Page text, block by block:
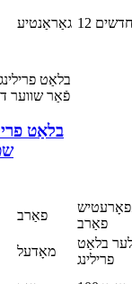
גאַראַנטיע
12 חדשים
פאַרב
פאַרב
מאָדעל
בלאַט
פרילינג